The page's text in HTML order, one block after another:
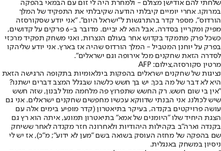
שלחתי להם אודישן מצולם - ולמחרת היה לי זום עם הבמאי בהפקה
במרוקו. אחרי יומיים קיבלתי הודעה שקיבלתי את התפקיד של המלך
הורדוס", מספר קדר בהתרגשות ל"ישראל היום". "אני יודע שסקורסזה
מפיק ומקריין בסדרה, אבל הוא לא יביים. מדובר ב-6 פרקים על קדושים,
כשכל פרק מתמקד בקדוש אחר בעולם הנצרות, ואני משחק תפקיד מרכזי
בפרק על יוחנן המטביל - המלך הורדוס שהיה אז בארץ. אני יודע שליהקו
לסדרה הזאת שחקנים מכל אירופה וגם ישראלים".
מרטין סקורסזה,צילום: AFP
נציגות של שחקנים ישראלים בהפקות בינלאומיות בתקופה הרגישה הזאת
היא לא דבר של מה בכך. יש בך חשש כלשהו שבגלל המצב דברים ישתנו?
"אין בי שום חשש. רק החשש שתפרוץ פה מלחמה מול לבנון, שזה חשש
שיש לכולנו. אני הבנתי שדווקא עכשיו מחפשים שחקנים ישראלים. אני גם
עושה פרויקטים בקנדה, בעיקר בתיאטרון (קדר מופיע בימים אלה עם
הצגת היחיד שלו "היומנים של אמא" בתיאטרון תמונע, איתה הוא רץ גם
בקנדה וארה"ב בקהילות היהודיות ולאחרונה חזר מקנדה לאחר ששיחק
שם בהפקה של מחזה העוסק בשואה בשם "מען לא ידוע"; מ"כ), אז יש לי
ניסיון במשחק באנגלית.